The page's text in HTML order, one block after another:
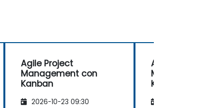
Agile Project
Management con
Kanban
2026-10-23 09:30
Agile Project
Kanban